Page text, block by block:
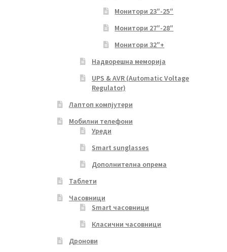
Монитори 23″-25″
Монитори 27″-28″
Монитори 32″+
Надворешна меморија
UPS & AVR (Automatic Voltage
Regulator)
Лаптоп компјутери
Мобилни телефони
Уреди
Smart sunglasses
Дополнителна опрема
Таблети
Часовници
Smart часовници
Класични часовници
Дронови